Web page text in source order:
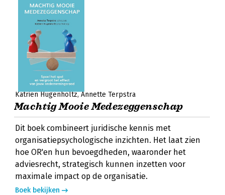
Katrien Hugenholtz Annette Terpstra
Machtig Mooie Medezeggenschap
Dit boek combineert juridische kennis met
organisatiepsychologische inzichten. Het laat zien
hoe OR'en hun bevoegdheden, waaronder het
adviesrecht, strategisch kunnen inzetten voor
maximale impact op de organisatie.
Boek bekijken